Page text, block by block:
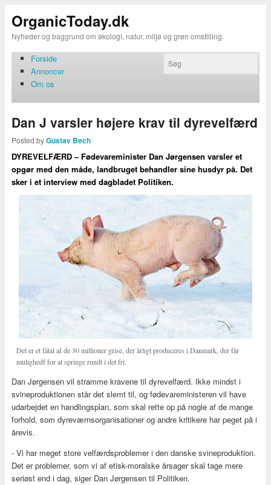
OrganicToday.dk
Nyheder og baggrund om økologi, natur, miljø og grøn omstilling.
Forside
Annoncer
Om os
Dan J varsler højere krav til dyrevelfærd
Posted byGustav Bech
DYREVELFÆRD – Fødevareminister Dan Jørgensen varsler et
opgør med den måde, landbruget behandler sine husdyr på. Det
sker i et interview med dagbladet Politiken.
Det er et fåtal af de 30 millioner grise, der årligt produceres i Danmark, der får
mulighedf for at springe rundt i det fri.
Dan Jørgensen vil stramme kravene til dyrevelfærd. Ikke mindst i
svineproduktionen står det slemt til, og fødevareministeren vil have
udarbejdet en handlingsplan, som skal rette op på nogle af de mange
forhold, som dyreværnsorganisationer og andre kritikere har peget på i
årevis.
- Vi har meget store velfærdsproblemer i den danske svineproduktion.
Det er problemer, som vi af etisk-moralske årsager skal tage mere
seriøst end i dag, siger Dan Jørgensen til Politiken.